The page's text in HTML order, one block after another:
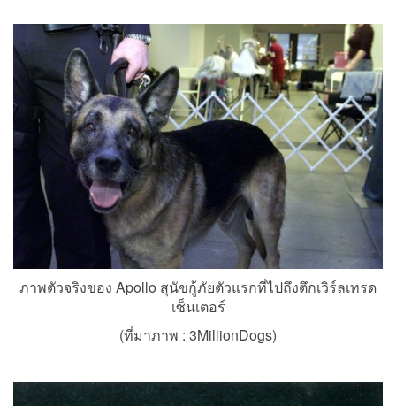
ภาพตัวจริงของ Apollo สุนัขกู้ภัยตัวแรกที่ไปถึงตึกเวิร์ลเทรด
เซ็นเตอร์
(ที่มาภาพ : 3MillionDogs)